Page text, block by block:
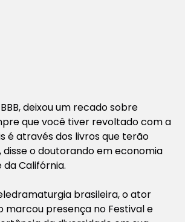
deixou um recado sobre
que você tiver revoltado com a
é através dos livros que terão
disse o doutorando em economia
da Califórnia.
brasileira, o ator
marcou presença no Festival e